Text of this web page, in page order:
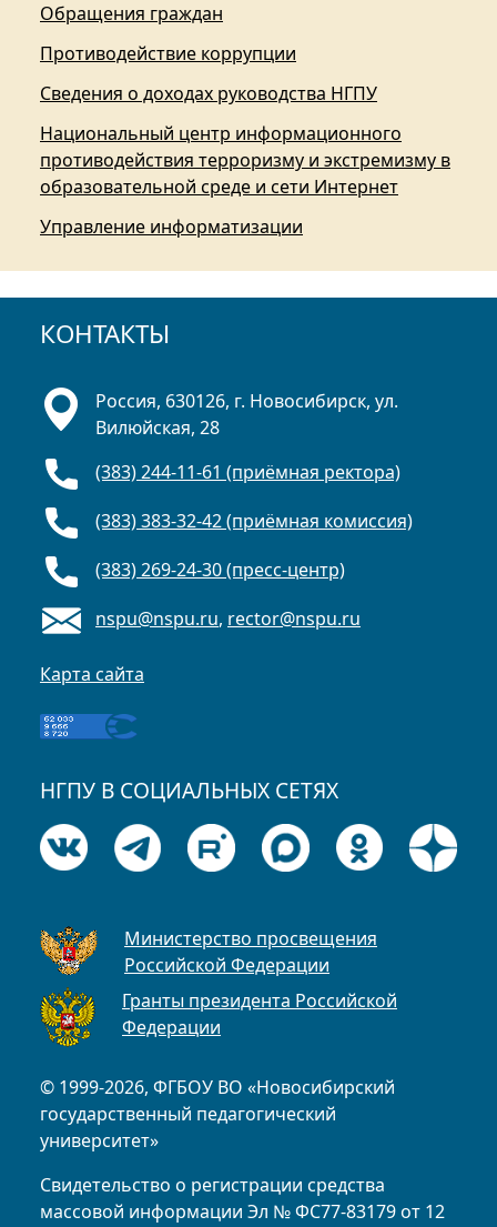
Обращения граждан
Противодействие коррупции
Сведения о доходах руководства НГПУ
Национальный центр информационного
противодействия терроризму и экстремизму в
образовательной среде и сети Интернет
Управление информатизации
КОНТАКТЫ
© 1999-2026, ФГБОУ ВО «Новосибирский
государственный педагогический
университет»
Свидетельство о регистрации средства
массовой информации Эл № ФС77-83179 от 12
Россия, 630126, г. Новосибирск, ул.
Вилюйская, 28
(383) 244-11-61 (приёмная ректора)
(383) 383-32-42 (приёмная комиссия)
(383) 269-24-30 (пресс-центр)
nspu@nspu.ru, rector@nspu.ru
Карта сайта
НГПУ В СОЦИАЛЬНЫХ СЕТЯХ
Министерство просвещения
Российской Федерации
Гранты президента Российской
Федерации